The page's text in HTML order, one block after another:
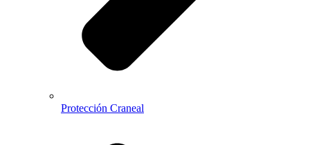
Protección Craneal